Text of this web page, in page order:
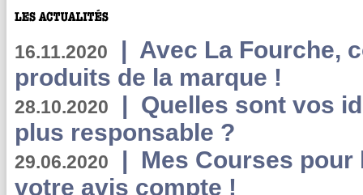
16.11.2020 | Avec La Fourche,
produits de la marque !
28.10.2020 | Quelles sont vos
plus responsable ?
29.06.2020 | Mes Courses pour
votre avis compte !